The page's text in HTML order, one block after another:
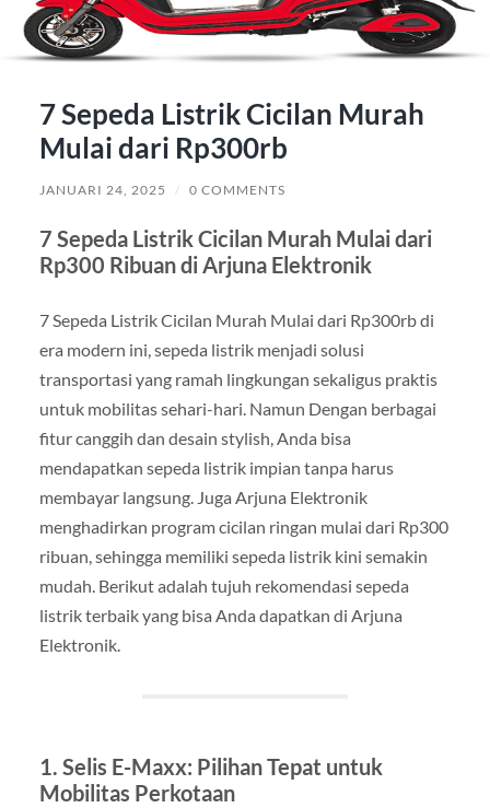
7 Sepeda Listrik Cicilan Murah
Mulai dari Rp300rb
JANUARI 24, 2025 / 0 COMMENTS
7 Sepeda Listrik Cicilan Murah Mulai dari
Rp300 Ribuan di Arjuna Elektronik
7 Sepeda Listrik Cicilan Murah Mulai dari Rp300rb di
era modern ini, sepeda listrik menjadi solusi
transportasi yang ramah lingkungan sekaligus praktis
untuk mobilitas sehari-hari. Namun Dengan berbagai
fitur canggih dan desain stylish, Anda bisa
mendapatkan sepeda listrik impian tanpa harus
membayar langsung. Juga Arjuna Elektronik
menghadirkan program cicilan ringan mulai dari Rp300
ribuan, sehingga memiliki sepeda listrik kini semakin
mudah. Berikut adalah tujuh rekomendasi sepeda
listrik terbaik yang bisa Anda dapatkan di Arjuna
Elektronik.
1. Selis E-Maxx: Pilihan Tepat untuk
Mobilitas Perkotaan